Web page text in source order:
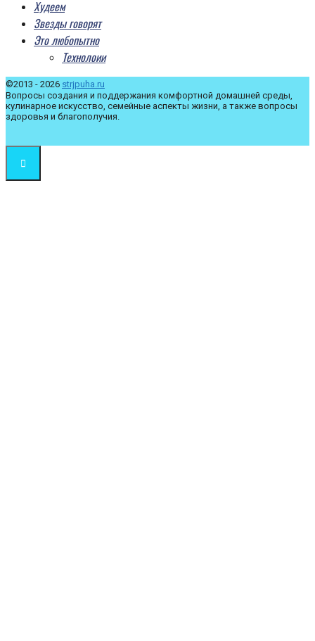
Худеем
Звезды говорят
Это любопытно
Технолоии
©2013 - 2026 strjpuha.ru
Вопросы создания и поддержания комфортной домашней среды,
кулинарное искусство, семейные аспекты жизни, а также вопросы
здоровья и благополучия.